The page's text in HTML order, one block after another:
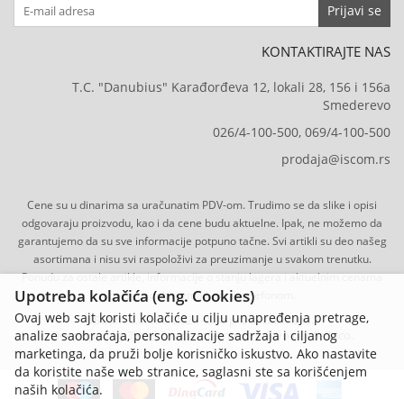
Prijavi se
KONTAKTIRAJTE NAS
T.C. "Danubius" Karađorđeva 12, lokali 28, 156 i 156a
Smederevo
026/4-100-500, 069/4-100-500
prodaja@iscom.rs
Cene su u dinarima sa uračunatim PDV-om. Trudimo se da slike i opisi
odgovaraju proizvodu, kao i da cene budu aktuelne. Ipak, ne možemo da
garantujemo da su sve informacije potpuno tačne. Svi artikli su deo našeg
asortimana i nisu svi raspoloživi za preuzimanje u svakom trenutku.
Ponudu za ostale artikle, informacije o stanju lagera i aktuelnim cenama
možete dobiti email-om ili telefonom.
ISCom d.o.o. © 2026 - Sva prava zadržana.
Developed by Tico | Izrada internet prodavnice-Selltico.
Upotreba kolačića (eng. Cookies)
Ovaj web sajt koristi kolačiće u cilju unapređenja pretrage,
analize saobraćaja, personalizacije sadržaja i ciljanog
marketinga, da pruži bolje korisničko iskustvo. Ako nastavite
da koristite naše web stranice, saglasni ste sa korišćenjem
naših kolačića.